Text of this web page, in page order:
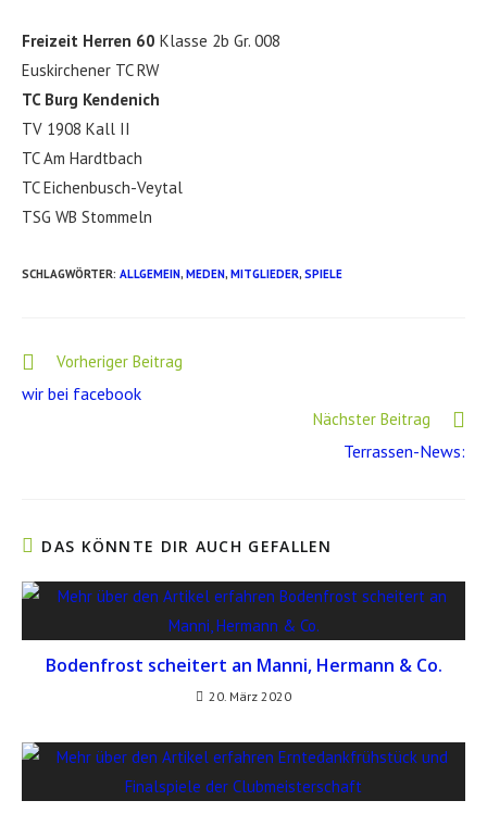
Freizeit Herren 60 Klasse 2b Gr. 008
Euskirchener TC RW
TC Burg Kendenich
TV 1908 Kall II
TC Am Hardtbach
TC Eichenbusch-Veytal
TSG WB Stommeln
SCHLAGWÖRTER: ALLGEMEIN, MEDEN, MITGLIEDER, SPIELE
Weitere
ansehen
Vorheriger Beitrag
wir bei facebook
Nächster Beitrag
Terrassen-News:
DAS KÖNNTE DIR AUCH GEFALLEN
Bodenfrost scheitert an Manni, Hermann & Co.
20. März 2020